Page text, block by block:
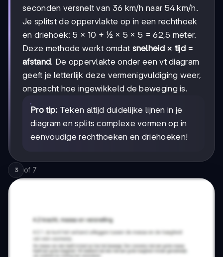
seconden versnelt van 36 km/h naar 54 km/h.
Je splitst de oppervlakte op in een rechthoek
en driehoek: 5 × 10 + ½ × 5 × 5 = 62,5 meter.
Deze methode werkt omdat snelheid × tijd =
afstand. De oppervlakte onder een vt diagram
geeft je letterlijk deze vermenigvuldiging weer,
ongeacht hoe ingewikkeld de beweging is.
Pro tip: Teken altijd duidelijke lijnen in je
diagram en splits complexe vormen op in
eenvoudige rechthoeken en driehoeken!
3 of 7